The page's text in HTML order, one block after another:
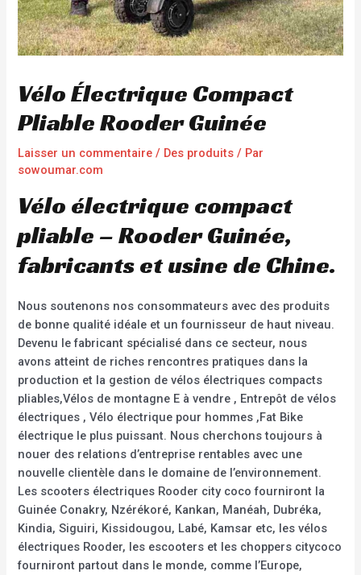
Vélo Électrique Compact
Pliable Rooder Guinée
Laisser un commentaire / Des produits / Par
sowoumar.com
Vélo électrique compact
pliable – Rooder Guinée,
fabricants et usine de Chine.
Nous soutenons nos consommateurs avec des produits
de bonne qualité idéale et un fournisseur de haut niveau.
Devenu le fabricant spécialisé dans ce secteur, nous
avons atteint de riches rencontres pratiques dans la
production et la gestion de vélos électriques compacts
pliables,Vélos de montagne E à vendre , Entrepôt de vélos
électriques , Vélo électrique pour hommes ,Fat Bike
électrique le plus puissant. Nous cherchons toujours à
nouer des relations d’entreprise rentables avec une
nouvelle clientèle dans le domaine de l’environnement.
Les scooters électriques Rooder city coco fourniront la
Guinée Conakry, Nzérékoré, Kankan, Manéah, Dubréka,
Kindia, Siguiri, Kissidougou, Labé, Kamsar etc, les vélos
électriques Rooder, les escooters et les choppers citycoco
fourniront partout dans le monde, comme l’Europe,